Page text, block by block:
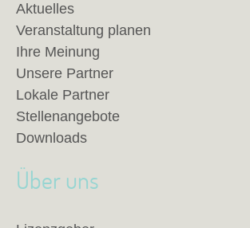
Aktuelles
Veranstaltung planen
Ihre Meinung
Unsere Partner
Lokale Partner
Stellenangebote
Downloads
Über uns